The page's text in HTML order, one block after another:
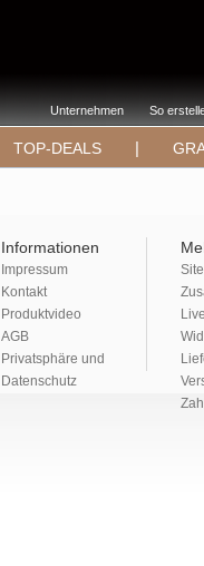
Unternehmen So
TOP-DEALS |
Informationen
Impressum
Kontakt
Produktvideo
AGB
Privatsphäre und
Datenschutz